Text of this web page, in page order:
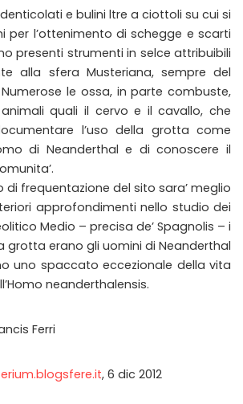
e bulini ltre a ciottoli su cui si
per l’ottenimento di schegge e scarti
presenti strumenti in selce attribuibili
alla sfera Musteriana, sempre del
le ossa, in parte combuste,
quali il cervo e il cavallo, che
l’uso della grotta come
di Neanderthal e di conoscere il
di frequentazione del sito sara’ meglio
approfondimenti nello studio dei
Medio – precisa de’ Spagnolis – i
grotta erano gli uomini di Neanderthal
uno spaccato eccezionale della vita
neanderthalensis.
Ferri
, 6 dic 2012